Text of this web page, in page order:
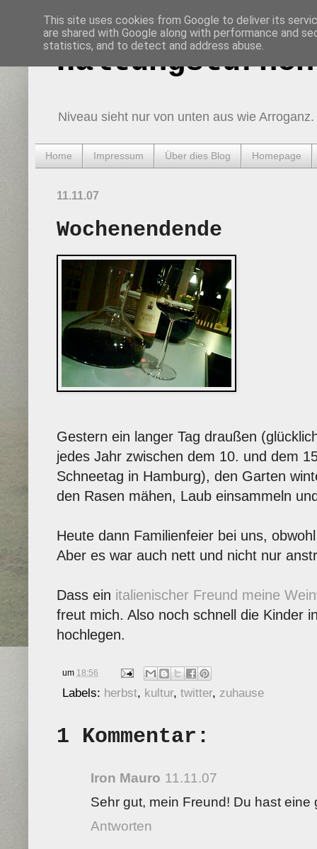
Haltungsturnen
Niveau sieht nur von unten aus wie Arroganz.
Home Impressum Über dies Blog Homepage
11.11.07
Wochenendende
Gestern ein langer Tag draußen
jedes Jahr zwischen dem 10. und dem
Schneetag in Hamburg), den Garten
den Rasen mähen, Laub einsammeln
Heute dann Familienfeier bei uns,
Aber es war auch nett und nicht nur
Dass ein italienischer Freund meine
freut mich. Also noch schnell die Kinder
hochlegen.
um 18:56
Labels: herbst, kultur, twitter, zuhause
1 Kommentar:
Iron Mauro 11.11.07
Sehr gut, mein Freund! Du hast eine
Antworten
This site uses cookies from Google to deliver its
are shared with Google along with performance and
statistics, and to detect and address abuse.